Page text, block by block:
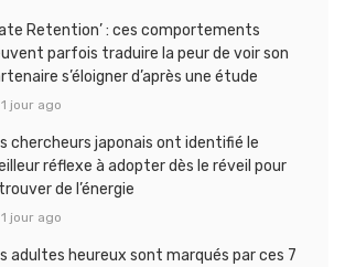
Retention’ : ces comportements
parfois traduire la peur de voir son
s’éloigner d’après une étude
1 jour ago
chercheurs japonais ont identifié le
réflexe à adopter dès le réveil pour
de l’énergie
1 jour ago
adultes heureux sont marqués par ces 7